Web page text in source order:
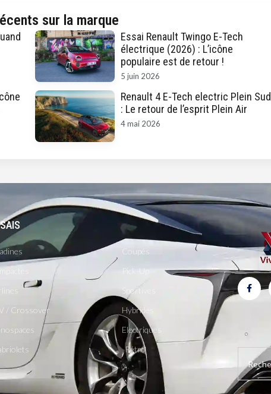
sur la marque
Essai Renault Twingo E-Tech
électrique (2026) : L’icône
populaire est de retour !
5 juin 2026
Renault 4 E-Tech electric Plein Sud
: Le retour de l’esprit Plein Air
4 mai 2026
/ Crossover
-
Coupés
Pick-Up
Sportives
Hybrides
Electriques
Rétro